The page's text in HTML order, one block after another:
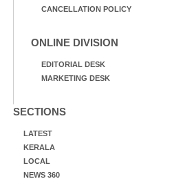
CANCELLATION POLICY
ONLINE DIVISION
EDITORIAL DESK
MARKETING DESK
SECTIONS
LATEST
KERALA
LOCAL
NEWS 360